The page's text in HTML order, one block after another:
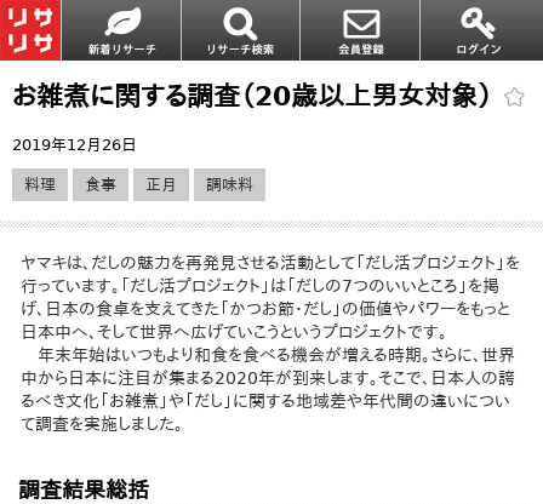
お雑煮に関する調査（20歳以上男女対象）
2019年12月26日
料理 食事 正月 調味料
ヤマキは、だしの魅力を再発見させる活動として「だし活プロジェクト」を
行っています。「だし活プロジェクト」は「だしの7つのいいところ」を掲
げ、日本の食卓を支えてきた「かつお節・だし」の価値やパワーをもっと
日本中へ、そして世界へ広げていこうというプロジェクトです。
年末年始はいつもより和食を食べる機会が増える時期。さらに、世界
中から日本に注目が集まる2020年が到来します。そこで、日本人の誇
るべき文化「お雑煮」や「だし」に関する地域差や年代間の違いについ
て調査を実施しました。
調査結果総括